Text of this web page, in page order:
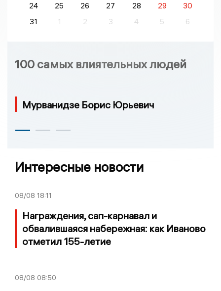
24
25 26 27 28 29
30
31
1 2 3 4 5 6
100 самых влиятельных людей
Мурванидзе Борис Юрьевич
Интересные новости
08/08 18:11
Награждения, сап-карнавал и
обвалившаяся набережная: как Иваново
отметил 155-летие
08/08 08:50